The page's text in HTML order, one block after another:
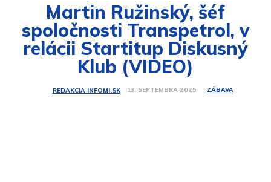
Martin Ružinský, šéf
spoločnosti Transpetrol, v
relácii Startitup Diskusný
Klub (VIDEO)
REDAKCIA INFOMI.SK 13. SEPTEMBRA 2025 ZÁBAVA